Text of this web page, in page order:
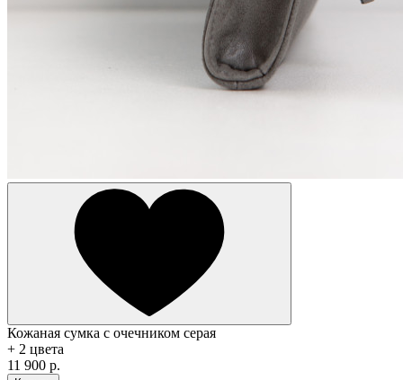
Кожаная сумка с очечником серая
+ 2 цвета
11 900 р.